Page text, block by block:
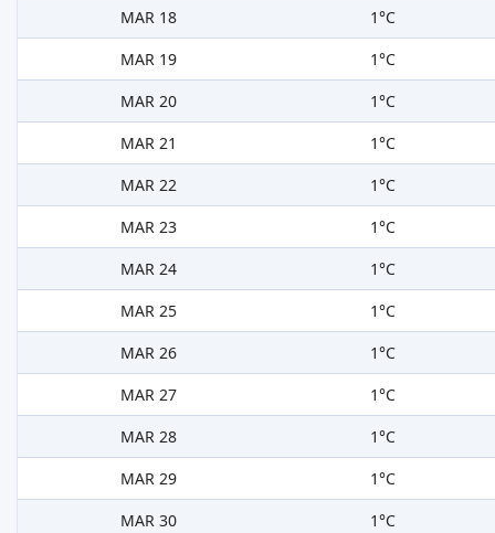
MAR 18
1°C
MAR 19
1°C
MAR 20
1°C
MAR 21
1°C
MAR 22
1°C
MAR 23
1°C
MAR 24
1°C
MAR 25
1°C
MAR 26
1°C
MAR 27
1°C
MAR 28
1°C
MAR 29
1°C
MAR 30
1°C